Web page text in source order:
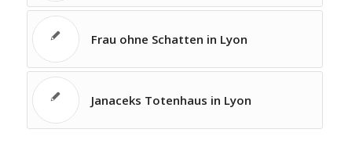
Frau ohne Schatten in Lyon
Janaceks Totenhaus in Lyon